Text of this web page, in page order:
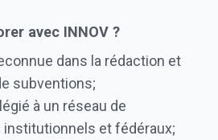
avec INNOV ?
dans la rédaction et
subventions;
à un réseau de
institutionnels et fédéraux;